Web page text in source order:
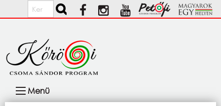
Ugrás a tartalomra
Keresés
navigáció
Menü